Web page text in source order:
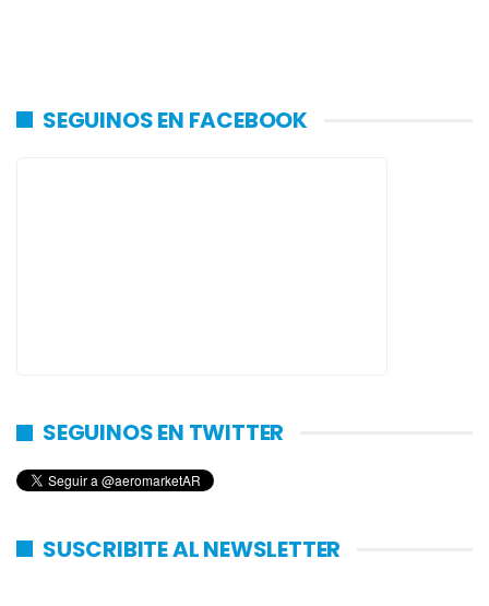
SEGUINOS EN FACEBOOK
SEGUINOS EN TWITTER
SUSCRIBITE AL NEWSLETTER